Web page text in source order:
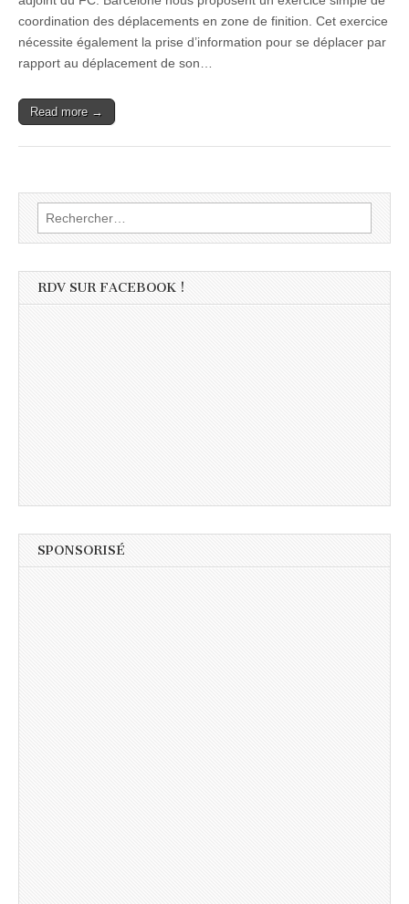
coordination des déplacements en zone de finition. Cet exercice
nécessite également la prise d’information pour se déplacer par
rapport au déplacement de son…
Read more →
Rechercher :
RDV SUR FACEBOOK !
SPONSORISÉ